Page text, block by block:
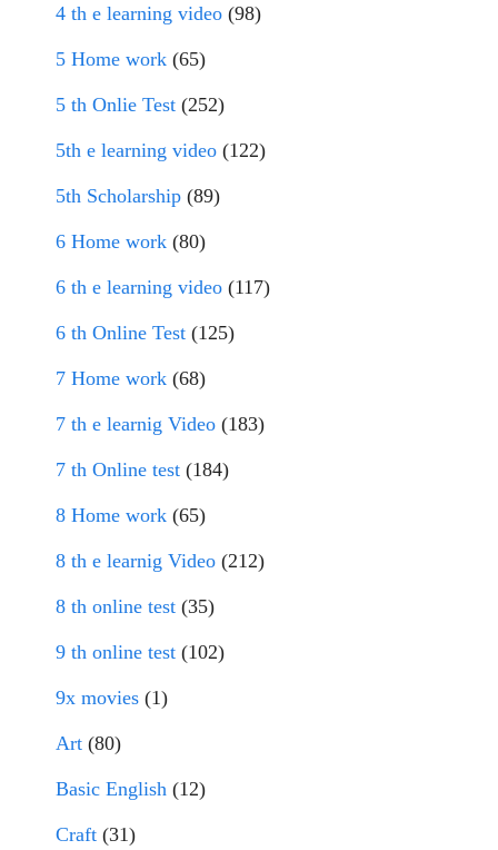
4 th e learning video (98)
5 Home work (65)
5 th Onlie Test (252)
5th e learning video (122)
5th Scholarship (89)
6 Home work (80)
6 th e learning video (117)
6 th Online Test (125)
7 Home work (68)
7 th e learnig Video (183)
7 th Online test (184)
8 Home work (65)
8 th e learnig Video (212)
8 th online test (35)
9 th online test (102)
9x movies (1)
Art (80)
Basic English (12)
Craft (31)